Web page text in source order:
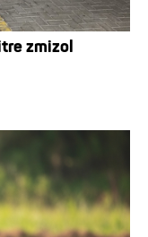
zmizol